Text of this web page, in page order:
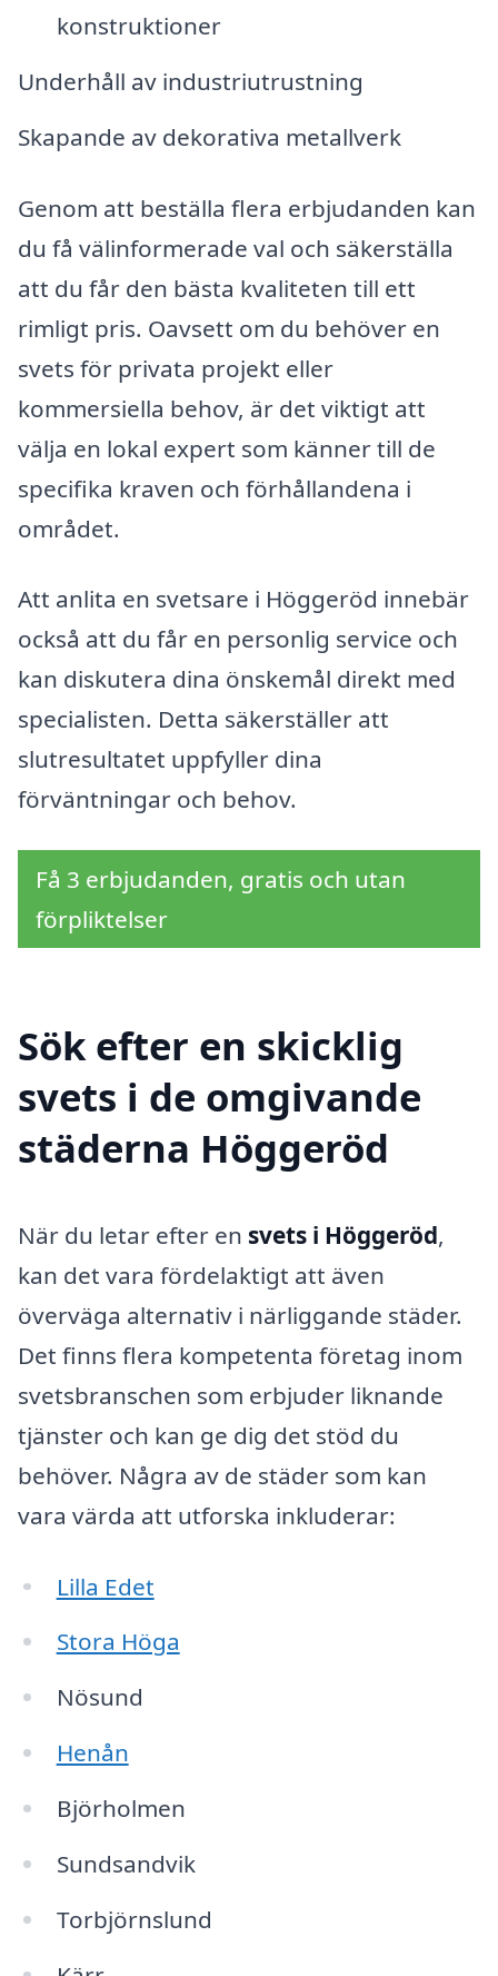
konstruktioner
Underhåll av industriutrustning
Skapande av dekorativa metallverk
Genom att beställa flera erbjudanden kan
du få välinformerade val och säkerställa
att du får den bästa kvaliteten till ett
rimligt pris. Oavsett om du behöver en
svets för privata projekt eller
kommersiella behov, är det viktigt att
välja en lokal expert som känner till de
specifika kraven och förhållandena i
området.
Att anlita en svetsare i Höggeröd innebär
också att du får en personlig service och
kan diskutera dina önskemål direkt med
specialisten. Detta säkerställer att
slutresultatet uppfyller dina
förväntningar och behov.
Få 3 erbjudanden, gratis och utan
förpliktelser
Sök efter en skicklig
svets i de omgivande
städerna Höggeröd
När du letar efter en svets i Höggeröd,
kan det vara fördelaktigt att även
överväga alternativ i närliggande städer.
Det finns flera kompetenta företag inom
svetsbranschen som erbjuder liknande
tjänster och kan ge dig det stöd du
behöver. Några av de städer som kan
vara värda att utforska inkluderar:
Lilla Edet
Stora Höga
Nösund
Henån
Björholmen
Sundsandvik
Torbjörnslund